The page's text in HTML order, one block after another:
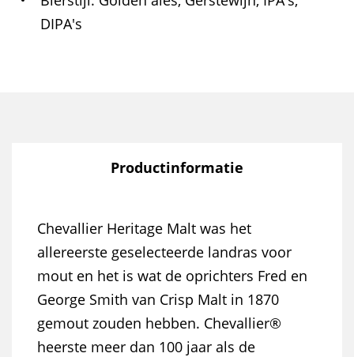
DIPA's
Productinformatie
Chevallier Heritage Malt was het
allereerste geselecteerde landras voor
mout en het is wat de oprichters Fred en
George Smith van Crisp Malt in 1870
gemout zouden hebben. Chevallier®
heerste meer dan 100 jaar als de